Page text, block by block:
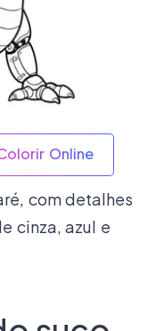
Online
com detalhes
cinza, azul e